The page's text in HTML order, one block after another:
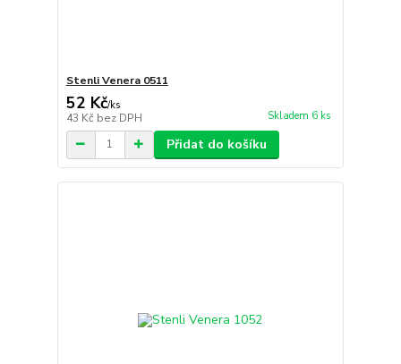
Stenli Venera 0511
52 Kč/ks
43 Kč bez DPH Skladem 6 ks
Přidat do košíku